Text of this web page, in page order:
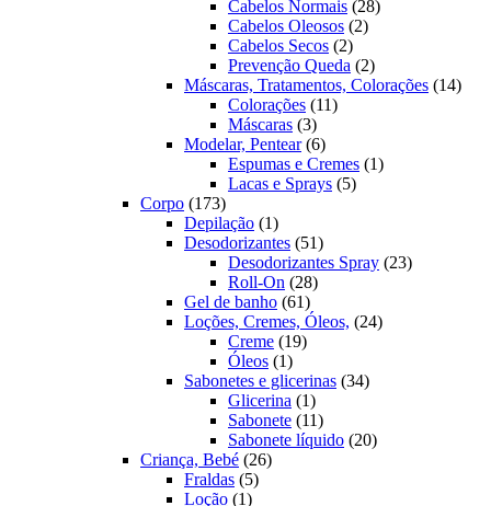
Cabelos Normais 2828
Cabelos Oleosos 22
Cabelos Secos 22
produtos
Prevenção Queda 22
produtos
Máscaras, Tratamentos, Colorações 1414
Colorações 1111
Máscaras 33
produtos
Modelar, Pentear 66
produtos
Espumas e Cremes 11
Lacas e Sprays 55
Corpo 173173
produtos
Depilação 11
produto
Desodorizantes 5151
produtos
Desodorizantes Spray 2323
Roll-On 2828
Gel de banho 6161
produtos
Loções, Cremes, Óleos, 2424
Creme 1919
Óleos 11
produto
Sabonetes e glicerinas 3434
Glicerina 11
produto
Sabonete 1111
produtos
Sabonete líquido 2020
Criança, Bebé 2626
Fraldas 55
Loção 11